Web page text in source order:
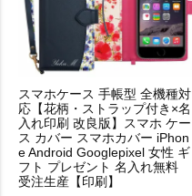
スマホケース 手帳型 全機種対
応【花柄・ストラップ付き×名
入れ印刷 改良版】スマホ ケー
ス カバー スマホカバー iPhon
e Android Googlepixel 女性 ギ
フト プレゼント 名入れ無料
受注生産【印刷】